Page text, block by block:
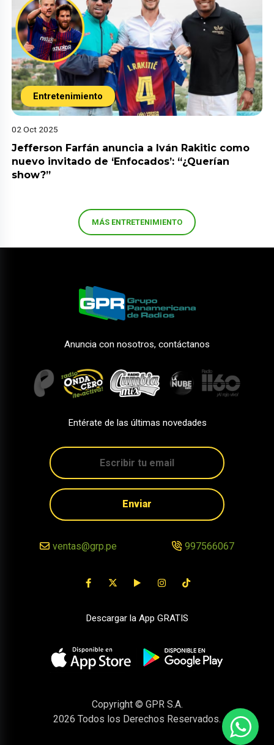
Entretenimiento
02 Oct 2025
Jefferson Farfán anuncia a Iván Rakitic como
nuevo invitado de ‘Enfocados’: “¿Querían
show?”
MÁS ENTRETENIMIENTO
Anuncia con nosotros, contáctanos
Entérate de las últimas novedades
Enviar
ventas@grp.pe 997566067
Descargar la App GRATIS
Copyright © GPR S.A.
2026 Todos los Derechos Reservados.